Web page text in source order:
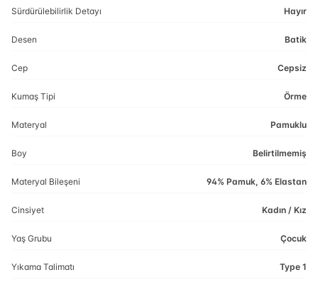
Sürdürülebilirlik Detayı Hayır
Desen Batik
Cep Cepsiz
Kumaş Tipi Örme
Materyal Pamuklu
Boy Belirtilmemiş
Materyal Bileşeni 94% Pamuk, 6% Elastan
Cinsiyet Kadın / Kız
Yaş Grubu Çocuk
Yıkama Talimatı Type 1